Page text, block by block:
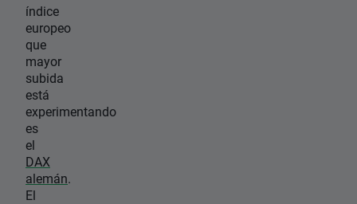
índice
europeo
que
mayor
subida
está
experimentando
es
el
DAX
alemán.
El